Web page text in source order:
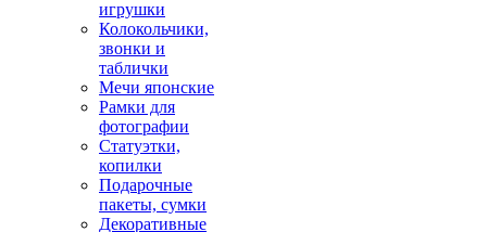
игрушки
Колокольчики,
звонки и
таблички
Мечи японские
Рамки для
фотографии
Статуэтки,
копилки
Подарочные
пакеты, сумки
Декоративные